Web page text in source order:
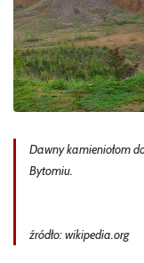
Dawny kamieniołom
Bytomiu.
źródło: wikipedia.org